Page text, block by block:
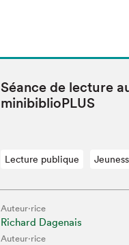
Séance de lec­ture
minibiblioPLUS
Lecture publique
Auteur·rice
Richard Dagenais
Auteur·rice